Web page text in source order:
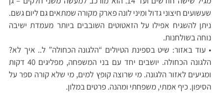
שעשועים חיצוני גדול ומיני לונה פארק מקורה שמתאים גם ליום גשם.
ניתן להשגיח אפילו על הזאטוטים השובבים ביותר מעמדת ישיבה
נוחה בשולחנות.
• עוד באזור: שיט בספינת הטיולים “הלגונה הכחולה” ל.. איך לא?
הלגונה הכחולה. יושבים יחד עם בני המשפחה, מפליגים 40 דקות
ומגיעים לאזור הלגונה. מי שרוצה קופץ למים, מי שלא קורה ספר על
הסיפון. כיף אמתי, משפחתי ומהנה. פרטים במלון.